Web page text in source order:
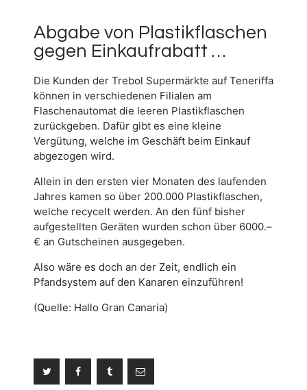
Abgabe von Plastikflaschen
gegen Einkaufrabatt …
Die Kunden der Trebol Supermärkte auf Teneriffa
können in verschiedenen Filialen am
Flaschenautomat die leeren Plastikflaschen
zurückgeben. Dafür gibt es eine kleine
Vergütung, welche im Geschäft beim Einkauf
abgezogen wird.
Allein in den ersten vier Monaten des laufenden
Jahres kamen so über 200.000 Plastikflaschen,
welche recycelt werden. An den fünf bisher
aufgestellten Geräten wurden schon über 6000.–
€ an Gutscheinen ausgegeben.
Also wäre es doch an der Zeit, endlich ein
Pfandsystem auf den Kanaren einzuführen!
(Quelle: Hallo Gran Canaria)